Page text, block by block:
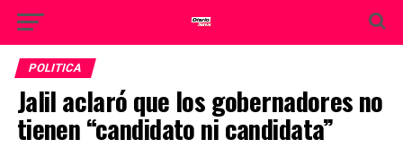
POLITICA
Jalil aclaró que los gobernadores no
tienen “candidato ni candidata”